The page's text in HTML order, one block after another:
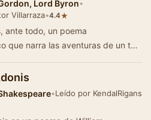
Lord Byron•
Villarraza•4.4★
ante todo, un poema
que narra las aventuras de un tal
•Leído por KendalRigans